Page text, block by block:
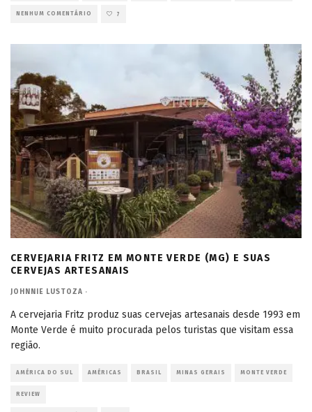
NENHUM COMENTÁRIO 7
CERVEJARIA FRITZ EM MONTE VERDE (MG) E SUAS
CERVEJAS ARTESANAIS
JOHNNIE LUSTOZA ·
A cervejaria Fritz produz suas cervejas artesanais desde 1993 em
Monte Verde é muito procurada pelos turistas que visitam essa
região.
AMÉRICA DO SUL AMÉRICAS BRASIL MINAS GERAIS MONTE VERDE
REVIEW